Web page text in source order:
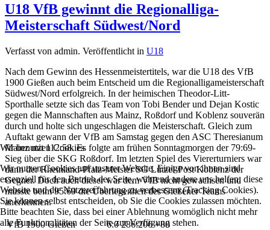
U18 VfB gewinnt die Regionalliga-
Meisterschaft Südwest/Nord
Verfasst von admin. Veröffentlicht in U18
Nach dem Gewinn des Hessenmeistertitels, war die U18 des VfB
1900 Gießen auch beim Entscheid um die Regionalligameisterschaft
Südwest/Nord erfolgreich. In der heimischen Theodor-Litt-
Sporthalle setzte sich das Team von Tobi Bender und Dejan Kostic
gegen die Mannschaften aus Mainz, Roßdorf und Koblenz souverän
durch und holte sich ungeschlagen die Meisterschaft. Gleich zum
Auftakt gewann der VfB am Samstag gegen den ASC Theresianum
Mainz mit 112:58. Es folgte am frühen Sonntagmorgen der 79:69-
Sieg über die SKG Roßdorf. Im letzten Spiel des Viererturniers war
dann der Rheinland-Pfalz-Meister SG Lützel-Post Koblenz der
Gegner. Doch auch dieser war dem VfB nicht gewachsen und
musste beim 95:69 die Überlegenheit des Gießener Teams
anerkennen.
VfB 1900 Gießen 6:0 286:206 +80
Wir benutzen Cookies
Wir nutzen Cookies auf unserer Website. Einige von ihnen sind
essenziell für den Betrieb der Seite, während andere uns helfen, diese
Website und die Nutzererfahrung zu verbessern (Tracking Cookies).
Sie können selbst entscheiden, ob Sie die Cookies zulassen möchten.
Bitte beachten Sie, dass bei einer Ablehnung womöglich nicht mehr
alle Funktionalitäten der Seite zur Verfügung stehen.